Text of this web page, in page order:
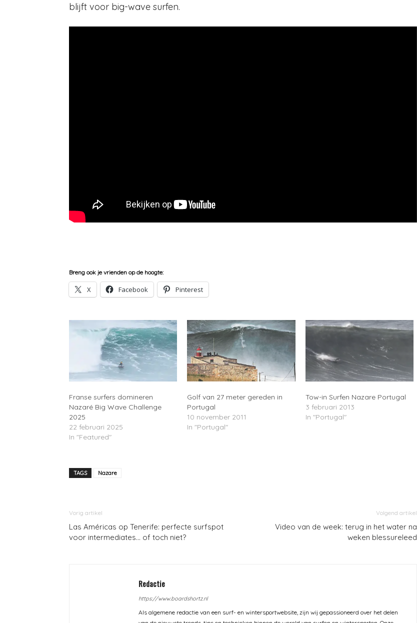
blijft voor big-wave surfen.
Breng ook je vrienden op de hoogte:
X Facebook Pinterest
Franse surfers domineren
Nazaré Big Wave Challenge
2025
22 februari 2025
In "Featured"
Golf van 27 meter gereden in
Portugal
10 november 2011
In "Portugal"
Tow-in Surfen Nazare Portugal
3 februari 2013
In "Portugal"
TAGS Nazare
Vorig artikel
Las Américas op Tenerife: perfecte surfspot
voor intermediates… of toch niet?
Volgend artikel
Video van de week: terug in het water na
weken blessureleed
Redactie
https://www.boardshortz.nl
Als algemene redactie van een surf- en wintersportwebsite, zijn wij gepassioneerd over het delen